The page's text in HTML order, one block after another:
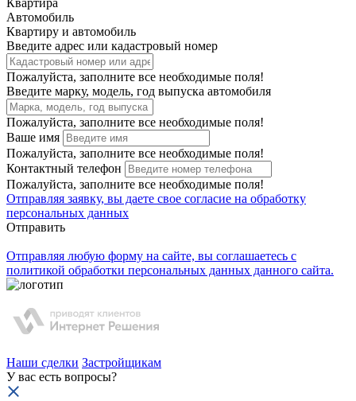
Квартира
Автомобиль
Квартиру и автомобиль
Введите адрес или кадастровый номер
Пожалуйста, заполните все необходимые поля!
Введите марку, модель, год выпуска автомобиля
Пожалуйста, заполните все необходимые поля!
Ваше имя
Пожалуйста, заполните все необходимые поля!
Контактный телефон
Пожалуйста, заполните все необходимые поля!
Отправляя заявку, вы даете свое согласие на обработку
персональных данных
Отправить
Отправляя любую форму на сайте, вы соглашаетесь с
политикой обработки персональных данных данного сайта.
Наши сделки Застройщикам
У вас есть вопросы?